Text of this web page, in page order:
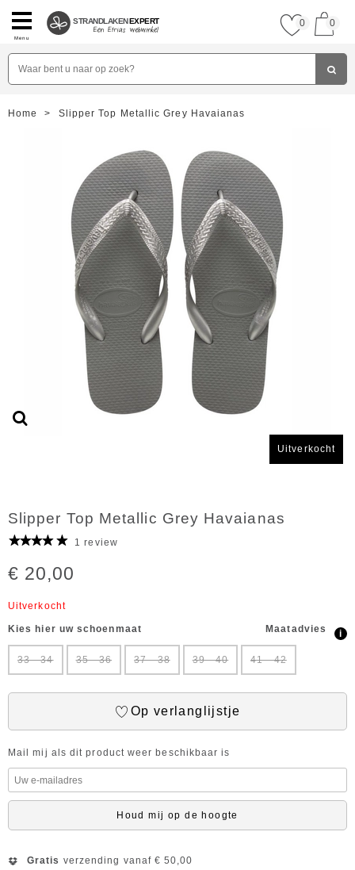
Menu
STRANDLAKENEXPERT 0 0
Home > Slipper Top Metallic Grey Havaianas
Uitverkocht
Slipper Top Metallic Grey Havaianas
1 review
€ 20,00
Uitverkocht
Kies hier uw schoenmaat Maatadvies i
33 - 34 35 - 36 37 - 38 39 - 40 41 - 42
Op verlanglijstje
Mail mij als dit product weer beschikbaar is
Houd mij op de hoogte
Gratis verzending vanaf € 50,00